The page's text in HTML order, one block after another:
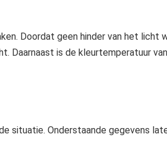
Doordat geen hinder van het licht
Daarnaast is de kleurtemperatuur
situatie. Onderstaande gegevens